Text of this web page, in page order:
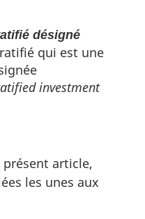
désigné
qui est une
investment
article,
les unes aux